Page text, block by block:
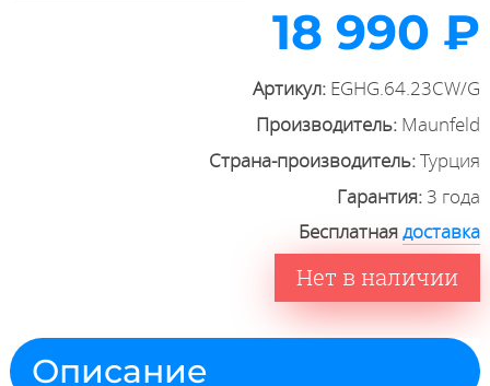
18 990 ₽
Артикул: EGHG.64.23CW/G
Производитель: Maunfeld
Страна-производитель:Турция
Гарантия:3 года
Бесплатнаядоставка
Нет в наличии
Описание